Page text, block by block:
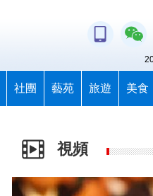
社團 藝苑 旅遊 美食
視頻